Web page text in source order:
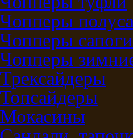
Чопперы
Чопперы сапоги
Чопперы
Трексайдеры
Топсайдеры
Мокасины